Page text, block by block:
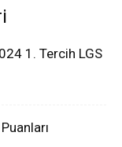
1. Tercih LGS